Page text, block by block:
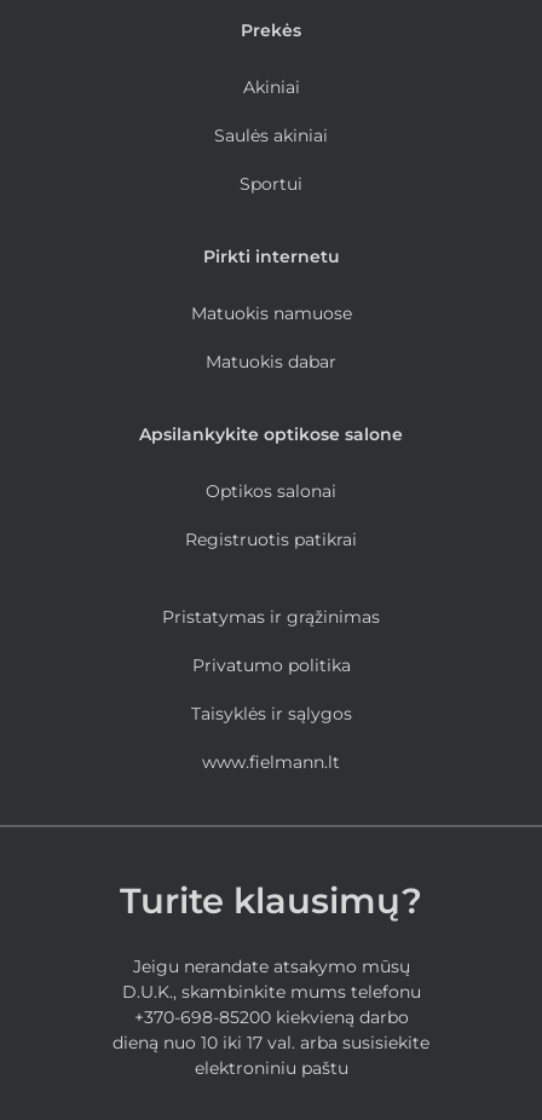
Prekės
Akiniai
Saulės akiniai
Sportui
Pirkti internetu
Matuokis namuose
Matuokis dabar
Apsilankykite optikose salone
Optikos salonai
Registruotis patikrai
Pristatymas ir grąžinimas
Privatumo politika
Taisyklės ir sąlygos
www.fielmann.lt
Turite klausimų?
Jeigu nerandate atsakymo mūsų
D.U.K., skambinkite mums telefonu
+370-698-85200 kiekvieną darbo
dieną nuo 10 iki 17 val. arba susisiekite
elektroniniu paštu